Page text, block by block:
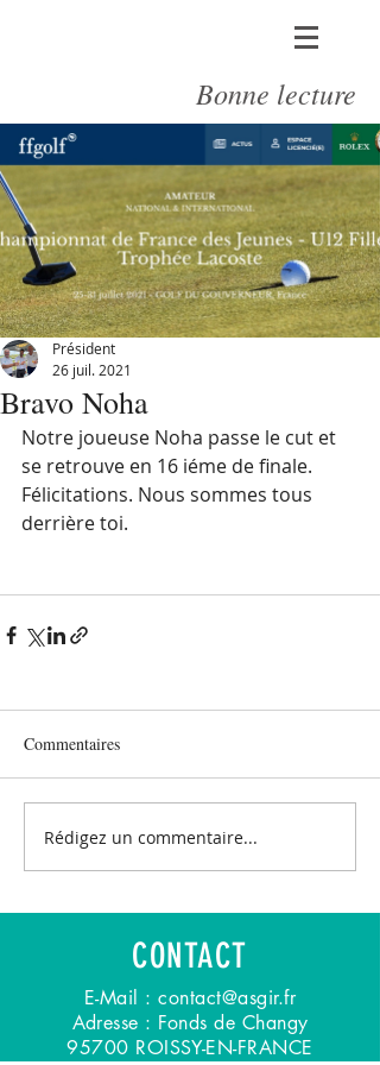
Bonne lecture
Bravo Noha
Président
26 juil. 2021
Notre joueuse Noha passe le cut et
se retrouve en 16 iéme de finale.
Félicitations. Nous sommes tous
derrière toi.
Commentaires
Rédigez un commentaire...
CONTACT
E-Mail :contact@asgir.fr
Adresse : Fonds de Changy
95700 ROISSY-EN-FRANCE